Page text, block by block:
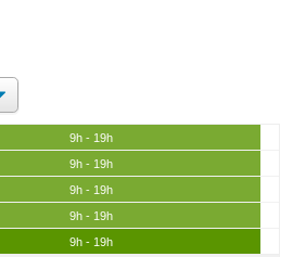
9h - 19h
9h - 19h
9h - 19h
9h - 19h
9h - 19h